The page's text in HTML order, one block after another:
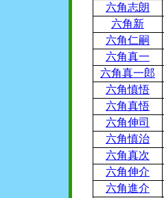
六角志朗
六角新
六角仁嗣
六角真一
六角真一郎
六角慎悟
六角真悟
六角伸司
六角慎治
六角真次
六角伸介
六角進介